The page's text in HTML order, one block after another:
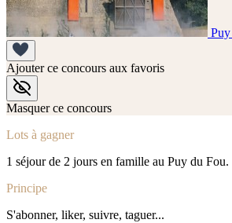
Ajouter ce concours aux favoris
Masquer ce concours
Lots à gagner
1 séjour de 2 jours en famille au Puy du Fou.
Principe
S'abonner, liker, suivre, taguer...